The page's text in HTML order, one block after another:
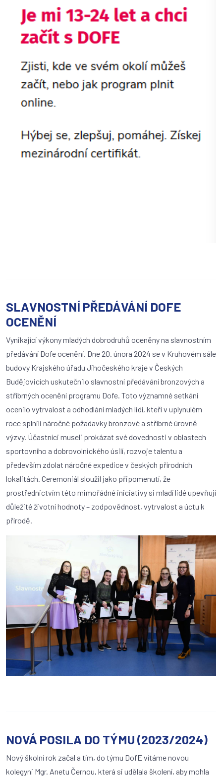
SLAVNOSTNÍ PŘEDÁVÁNÍ DOFE
OCENĚNÍ
Vynikající výkony mladých dobrodruhů oceněny na slavnostním
předávání Dofe ocenění. Dne 20. února 2024 se v Kruhovém sále
budovy Krajského úřadu Jihočeského kraje v Českých
Budějovicích uskutečnilo slavnostní předávání bronzových a
stříbrných ocenění programu Dofe. Toto významné setkání
ocenilo vytrvalost a odhodlání mladých lidí, kteří v uplynulém
roce splnili náročné požadavky bronzové a stříbrné úrovně
výzvy. Účastníci museli prokázat své dovednosti v oblastech
sportovního a dobrovolnického úsilí, rozvoje talentu a
především zdolat náročné expedice v českých přírodních
lokalitách. Ceremoniál sloužil jako připomenutí, že
prostřednictvím této mimořádné iniciativy si mladí lidé upevňují
důležité životní hodnoty – zodpovědnost, vytrvalost a úctu k
přírodě.
NOVÁ POSILA DO TÝMU (2023/2024)
Nový školní rok začal a tím, do týmu DofE vítáme novou
kolegyni Mgr. Anetu Černou, která si udělala školení, aby mohla